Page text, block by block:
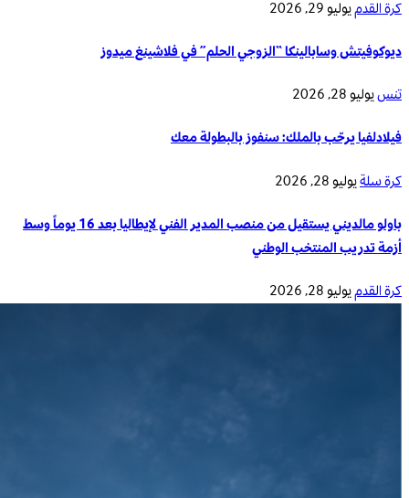
كرة القدميوليو 29, 2026
ديوكوفيتش وسابالينكا “الزوجي الحلم” في فلاشينغ ميدوز
تنسيوليو 28, 2026
فيلادلفيا يرحّب بالملك: سنفوز بالبطولة معك
كرة سلةيوليو 28, 2026
باولو مالديني يستقيل من منصب المدير الفني لإيطاليا بعد 16 يوماً وسط
أزمة تدريب المنتخب الوطني
كرة القدميوليو 28, 2026